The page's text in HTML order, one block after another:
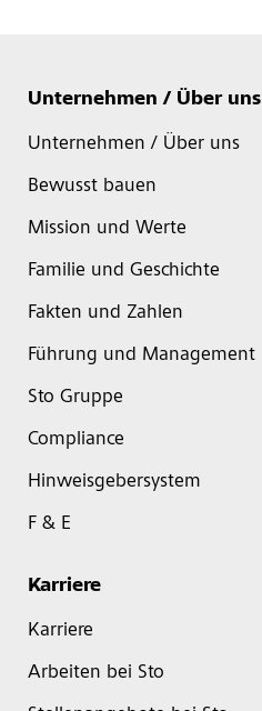
Unternehmen / Über uns
Unternehmen / Über uns
Bewusst bauen
Mission und Werte
Familie und Geschichte
Fakten und Zahlen
Führung und Management
Sto Gruppe
Compliance
Hinweisgebersystem
F & E
Karriere
Karriere
Arbeiten bei Sto